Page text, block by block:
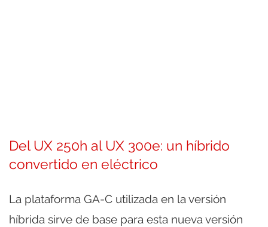
Del UX 250h al UX 300e: un híbrido
convertido en eléctrico
La plataforma GA-C utilizada en la versión
híbrida sirve de base para esta nueva versión